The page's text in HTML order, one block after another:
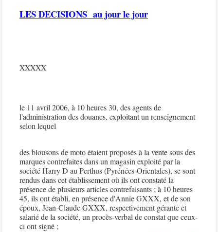
LES DECISIONS au jour le jour
XXXXX
le 11 avril 2006, à 10 heures 30, des agents de
l'administration des douanes, exploitant un renseignement
selon lequel
des blousons de moto étaient proposés à la vente sous des
marques contrefaites dans un magasin exploité par la
société Harry D au Perthus (Pyrénées-Orientales), se sont
rendus dans cet établissement où ils ont constaté la
présence de plusieurs articles contrefaisants ; à 10 heures
45, ils ont établi, en présence d'Annie GXXX, et de son
époux, Jean-Claude GXXX, respectivement gérante et
salarié de la société, un procès-verbal de constat que ceux-
ci ont signé ;